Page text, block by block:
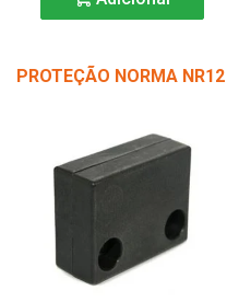
PROTEÇÃO NORMA NR12